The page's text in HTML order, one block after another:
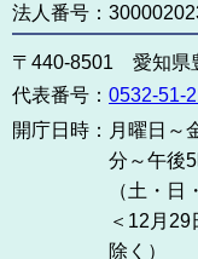
法人番号：
〒440-8501 愛知県
代表番号： 0532-51-
開庁日時： 月曜日
分～午後
（土・日
＜12月
除く）